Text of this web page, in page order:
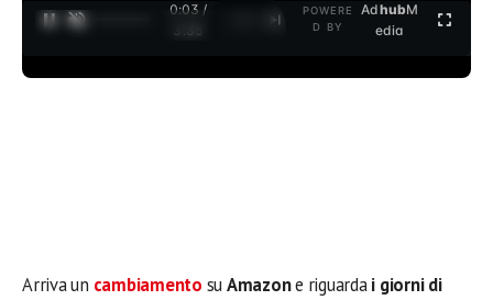
0:04 /
3:35
POWERE
D BY
AdhubM
edia
Arriva un cambiamento suAmazone riguardai giorni di